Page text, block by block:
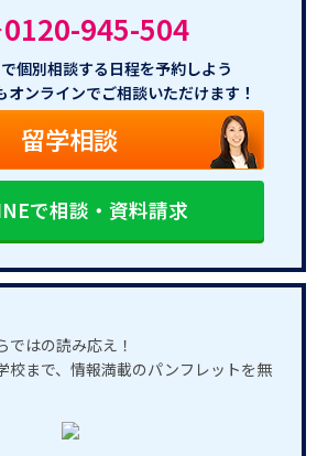
0120-945-504
個別相談する日程を予約しよう
オンラインでご相談いただけます！
留学相談
で相談・資料請求
ではの読み応え！
校まで、情報満載のパンフレットを無